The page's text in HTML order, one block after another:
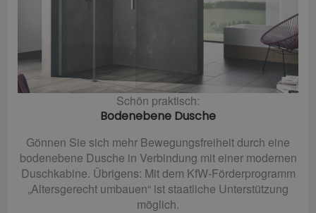
Schön praktisch:
Bodenebene Dusche
Gönnen Sie sich mehr Bewegungsfreiheit durch eine
bodenebene Dusche in Verbindung mit einer modernen
Duschkabine. Übrigens: Mit dem KfW-Förderprogramm
„Altersgerecht umbauen“ ist staatliche Unterstützung
möglich.